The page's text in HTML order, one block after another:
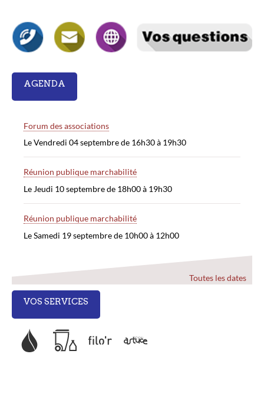
AGENDA
Forum des associations
Le Vendredi 04 septembre de 16h30 à 19h30
Réunion publique marchabilité
Le Jeudi 10 septembre de 18h00 à 19h30
Réunion publique marchabilité
Le Samedi 19 septembre de 10h00 à 12h00
Toutes les dates
VOS SERVICES